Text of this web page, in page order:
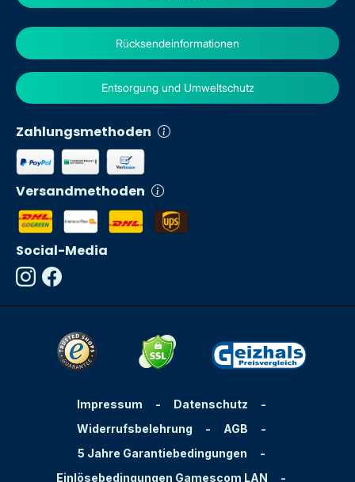
Zahlungsmethoden
Versandmethoden
Rücksendeinformationen
Entsorgung und Umweltschutz
Social-Media
Impressum - Datenschutz
-
Widerrufsbelehrung
- AGB
-
5 Jahre Garantiebedingungen
-
Einlösebedingungen Gamescom LAN
-